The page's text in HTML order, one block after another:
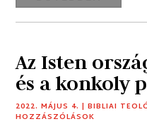
Az Isten
és a konkoly
2022. MÁJUS 4. |BIBLIAI
HOZZÁSZÓLÁSOK